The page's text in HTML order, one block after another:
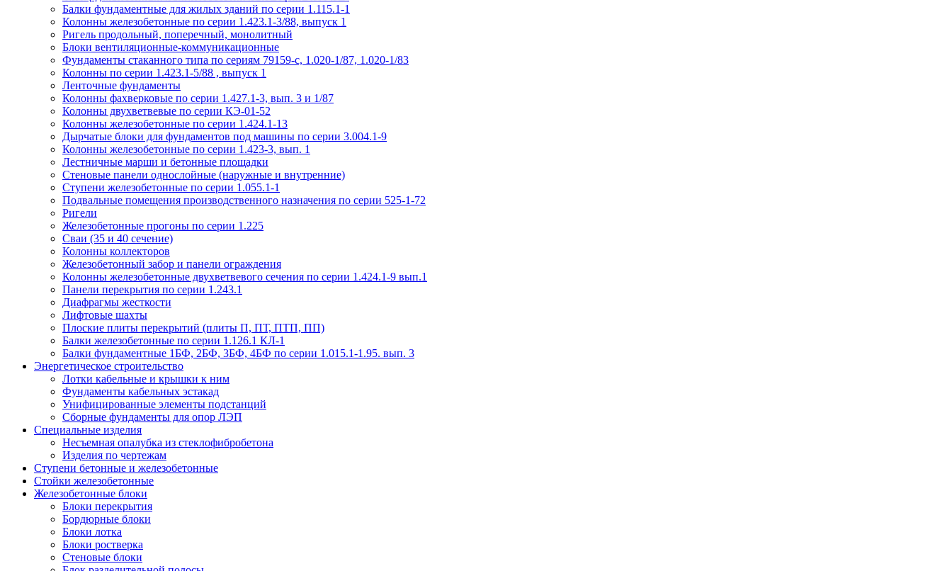
Балки фундаментные для жилых зданий по серии 1.115.1-1
Колонны железобетонные по серии 1.423.1-3/88, выпуск 1
Ригель продольный, поперечный, монолитный
Блоки вентиляционные-коммуникационные
Фундаменты стаканного типа по сериям 79159-с, 1.020-1/87, 1.020-1/83
Колонны по серии 1.423.1-5/88 , выпуск 1
Ленточные фундаменты
Колонны фахверковые по серии 1.427.1-3, вып. 3 и 1/87
Колонны двухветвевые по серии КЭ-01-52
Колонны железобетонные по серии 1.424.1-13
Дырчатые блоки для фундаментов под машины по серии 3.004.1-9
Колонны железобетонные по серии 1.423-3, вып. 1
Лестничные марши и бетонные площадки
Стеновые панели однослойные (наружные и внутренние)
Ступени железобетонные по серии 1.055.1-1
Подвальные помещения производственного назначения по серии 525-1-72
Ригели
Железобетонные прогоны по серии 1.225
Сваи (35 и 40 сечение)
Колонны коллекторов
Железобетонный забор и панели ограждения
Колонны железобетонные двухветвевого сечения по серии 1.424.1-9 вып.1
Панели перекрытия по серии 1.243.1
Диафрагмы жесткости
Лифтовые шахты
Плоские плиты перекрытий (плиты П, ПТ, ПТП, ПП)
Балки железобетонные по серии 1.126.1 КЛ-1
Балки фундаментные 1БФ, 2БФ, 3БФ, 4БФ по серии 1.015.1-1.95. вып. 3
Энергетическое строительство
Лотки кабельные и крышки к ним
Фундаменты кабельных эстакад
Унифицированные элементы подстанций
Сборные фундаменты для опор ЛЭП
Специальные изделия
Несъемная опалубка из стеклофибробетона
Изделия по чертежам
Ступени бетонные и железобетонные
Стойки железобетонные
Железобетонные блоки
Блоки перекрытия
Бордюрные блоки
Блоки лотка
Блоки ростверка
Стеновые блоки